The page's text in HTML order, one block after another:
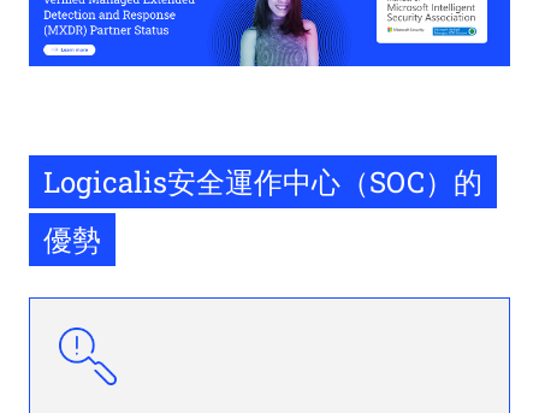
Logicalis安全運作中心（SOC）的
優勢